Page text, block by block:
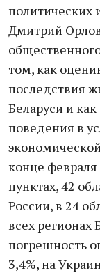
политических
Дмитрий
том, как
последствия
Беларуси и
поведения в
конце
пунктах, 42
России, в 24
всех регионах
погрешность
3,4%, на